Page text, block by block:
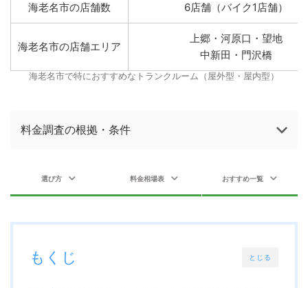
海老名市の店舗数 6店舗（バイク1店舗）
海老名市の店舗エリア
上郷・河原口・望地
中新田・門沢橋
海老名市で特におすすめなトランクルーム（屋外型・屋内型）
料金調査の根拠・条件
選び方 料金相場表 おすすめ一覧
とじる
もくじ